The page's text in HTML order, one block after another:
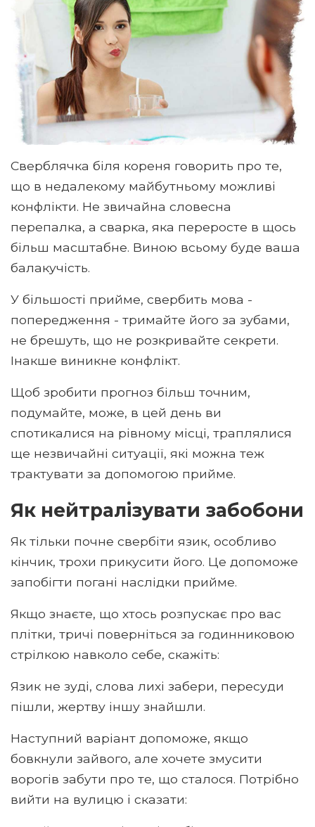
Сверблячка біля кореня говорить про те,
що в недалекому майбутньому можливі
конфлікти. Не звичайна словесна
перепалка, а сварка, яка переросте в щось
більш масштабне. Виною всьому буде ваша
балакучість.
У більшості прийме, свербить мова -
попередження - тримайте його за зубами,
не брешуть, що не розкривайте секрети.
Інакше виникне конфлікт.
Щоб зробити прогноз більш точним,
подумайте, може, в цей день ви
спотикалися на рівному місці, траплялися
ще незвичайні ситуації, які можна теж
трактувати за допомогою прийме.
Як нейтралізувати забобони
Як тільки почне свербіти язик, особливо
кінчик, трохи прикусити його. Це допоможе
запобігти погані наслідки прийме.
Якщо знаєте, що хтось розпускає про вас
плітки, тричі поверніться за годинниковою
стрілкою навколо себе, скажіть:
Язик не зуді, слова лихі забери, пересуди
пішли, жертву іншу знайшли.
Наступний варіант допоможе, якщо
бовкнули зайвого, але хочете змусити
ворогів забути про те, що сталося. Потрібно
вийти на вулицю і сказати: